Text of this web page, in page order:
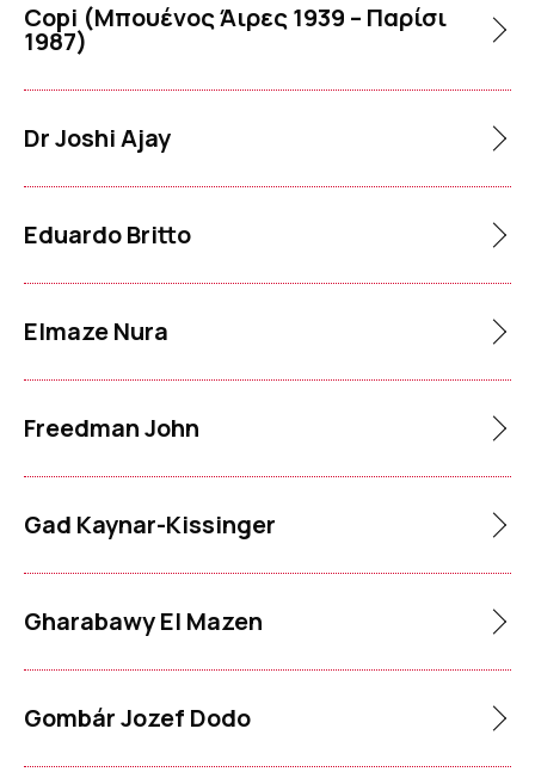
Copi (Μπουένος Άιρες 1939 – Παρίσι
1987)
Dr Joshi Ajay
Eduardo Britto
Elmaze Nura
Freedman John
Gad Kaynar-Kissinger
Gharabawy El Mazen
Gombár Jozef Dodo